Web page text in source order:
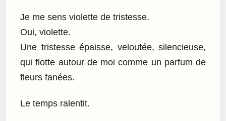
Je me sens violette de tristesse.
Oui, violette.
Une tristesse épaisse, veloutée, silencieuse,
qui flotte autour de moi comme un parfum de
fleurs fanées.
Le temps ralentit.